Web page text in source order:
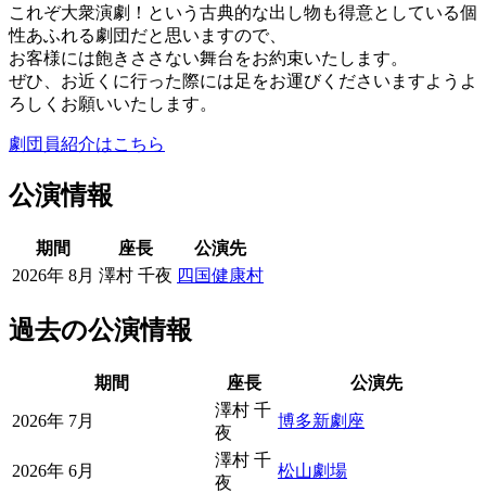
これぞ大衆演劇！という古典的な出し物も得意としている個
性あふれる劇団だと思いますので、
お客様には飽きささない舞台をお約束いたします。
ぜひ、お近くに行った際には足をお運びくださいますようよ
ろしくお願いいたします。
劇団員紹介はこちら
公演情報
期間 座長
公演先
2026年 8月 澤村 千夜 四国健康村
過去の公演情報
期間 座長 公演先
2026年 7月
澤村 千
夜
博多新劇座
2026年 6月
澤村 千
夜
松山劇場